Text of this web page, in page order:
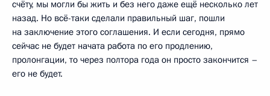
счёту, мы могли бы жить и без него даже ещё несколько лет
назад. Но всё-таки сделали правильный шаг, пошли
на заключение этого соглашения. И если сегодня, прямо
сейчас не будет начата работа по его продлению,
пролонгации, то через полтора года он просто закончится –
его не будет.